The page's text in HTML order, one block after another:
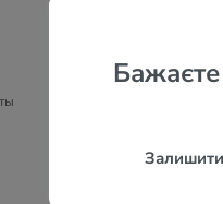
Номера
Ваканционно селище